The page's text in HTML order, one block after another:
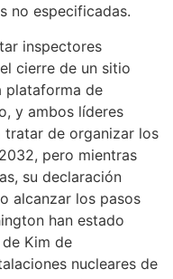
no especificadas.
inspectores
cierre de un sitio
plataforma de
y ambos líderes
de organizar los
pero mientras
su declaración
alcanzar los pasos
han estado
Kim de
nucleares de